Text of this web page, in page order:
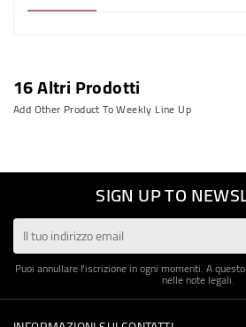
16 Altri Prodotti
Add Other Product To Weekly Line Up
SIGN UP TO
Puoi annullare l'iscrizione in ogni momenti. A
nelle note legali.